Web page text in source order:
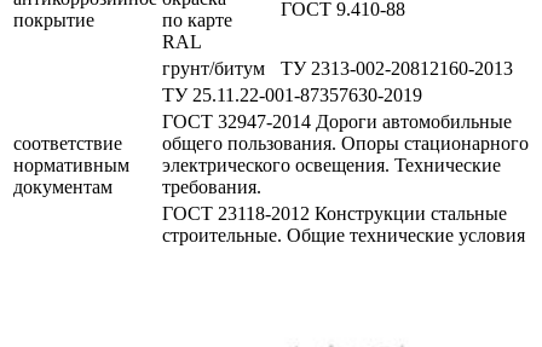
покрытие
по карте
RAL
ГОСТ 9.410-88
грунт/битум ТУ 2313-002-20812160-2013
соответствие
нормативным
документам
ТУ 25.11.22-001-87357630-2019
ГОСТ 32947-2014 Дороги автомобильные
общего пользования. Опоры стационарного
электрического освещения. Технические
требования.
ГОСТ 23118-2012 Конструкции стальные
строительные. Общие технические условия